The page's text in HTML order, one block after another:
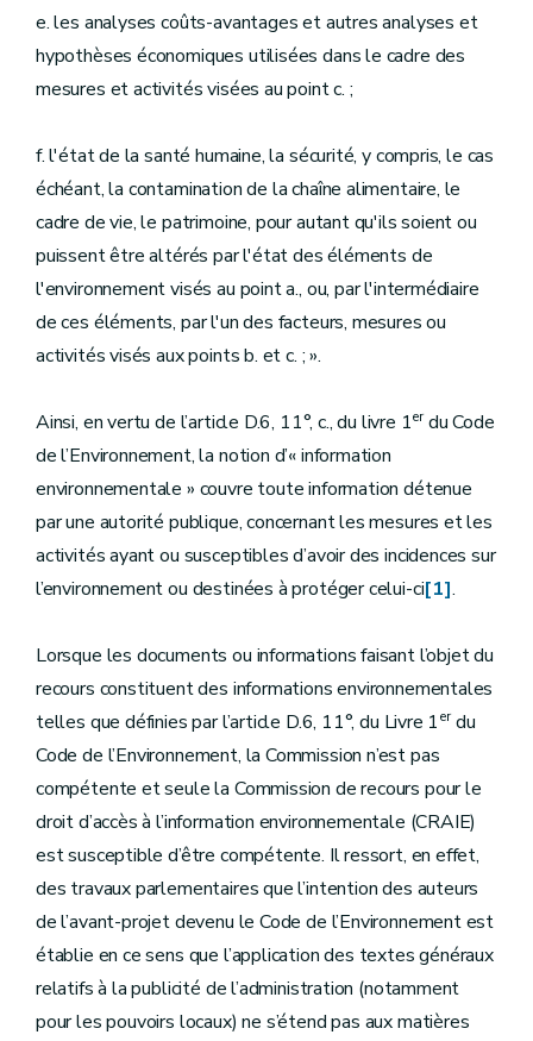
e. les analyses coûts-avantages et autres analyses et
hypothèses économiques utilisées dans le cadre des
mesures et activités visées au point c. ;
f. l'état de la santé humaine, la sécurité, y compris, le cas
échéant, la contamination de la chaîne alimentaire, le
cadre de vie, le patrimoine, pour autant qu'ils soient ou
puissent être altérés par l'état des éléments de
l'environnement visés au point a., ou, par l'intermédiaire
de ces éléments, par l'un des facteurs, mesures ou
activités visés aux points b. et c. ; ».
Ainsi, en vertu de l’article D.6, 11°, c., du livre 1erdu Code
de l’Environnement, la notion d’« information
environnementale » couvre toute information détenue
par une autorité publique, concernant les mesures et les
activités ayant ou susceptibles d’avoir des incidences sur
l’environnement ou destinées à protéger celui-ci[1].
Lorsque les documents ou informations faisant l’objet du
recours constituent des informations environnementales
telles que définies par l’article D.6, 11°, du Livre 1erdu
Code de l’Environnement, la Commission n’est pas
compétente et seule la Commission de recours pour le
droit d’accès à l’information environnementale (CRAIE)
est susceptible d’être compétente. Il ressort, en effet,
des travaux parlementaires que l’intention des auteurs
de l’avant-projet devenu le Code de l’Environnement est
établie en ce sens que l’application des textes généraux
relatifs à la publicité de l’administration (notamment
pour les pouvoirs locaux) ne s’étend pas aux matières